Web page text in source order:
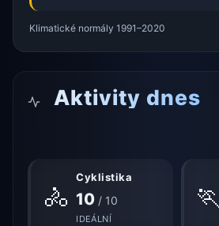
Klimatické normály 1991–2020
Aktivity dnes
🚴
Cyklistika
10 / 10
IDEÁLNÍ
🏃